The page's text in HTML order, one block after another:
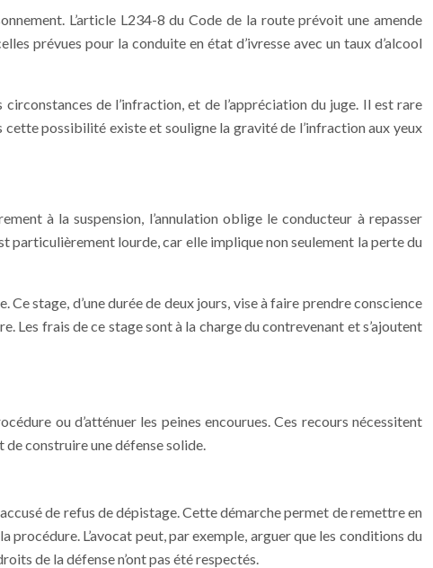
L’article L234-8 du Code de la route prévoit une amende
prévues pour la conduite en état d’ivresse avec un taux d’alcool
de l’infraction, et de l’appréciation du juge. Il est rare
cette possibilité existe et souligne la gravité de l’infraction aux yeux
à la suspension, l’annulation oblige le conducteur à repasser
particulièrement lourde, car elle implique non seulement la perte du
stage, d’une durée de deux jours, vise à faire prendre conscience
Les frais de ce stage sont à la charge du contrevenant et s’ajoutent
ou d’atténuer les peines encourues. Ces recours nécessitent
construire une défense solide.
de refus de dépistage. Cette démarche permet de remettre en
L’avocat peut, par exemple, arguer que les conditions du
de la défense n’ont pas été respectés.